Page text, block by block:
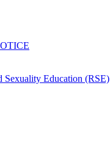
Sexuality Education (RSE)